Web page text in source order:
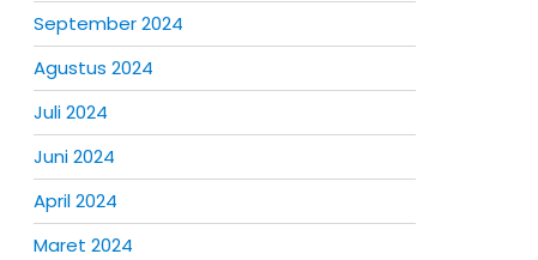
September 2024
Agustus 2024
Juli 2024
Juni 2024
April 2024
Maret 2024